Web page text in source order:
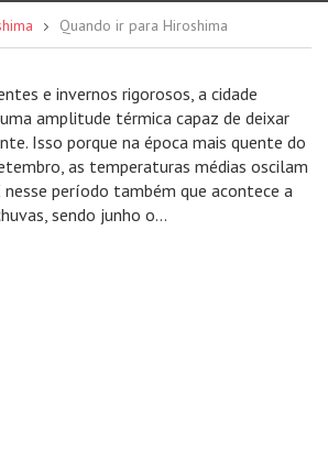
Quando ir para Hiroshima
e invernos rigorosos, a cidade
amplitude térmica capaz de deixar
Isso porque na época mais quente do
as temperaturas médias oscilam
nesse período também que acontece a
sendo junho o...